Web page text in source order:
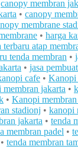
canopy membran
• canopy
membrane
• harga
terbaru atap
tenda membran •
• jasa
cafe • Kanopi
membran jakarta •
• Kanopi membran
stadionj • kanopi
jakarta • tenda
membran padel •
• tenda membran